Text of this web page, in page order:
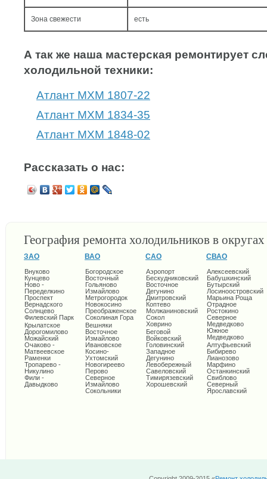
Зона свежести есть
А так же наша мастерская ремонтирует
холодильной техники:
Атлант МХМ 1807-22
Атлант МХМ 1834-35
Атлант МХМ 1848-02
Рассказать о нас:
География ремонта холодильников в
ЗАО
Внуково
Кунцево
Ново -
Переделкино
Проспект
Вернадского
Солнцево
Филевский Парк
Крылатское
Дорогомилово
Можайский
Очаково -
Матвеевское
Раменки
Тропарево -
Никулино
Фили -
Давыдково
ВАО
Богородское
Восточный
Гольяново
Измайлово
Метрогородок
Новокосино
Преображенское
Соколиная Гора
Вешняки
Восточное
Измайлово
Ивановское
Косино-
Ухтомский
Новогиреево
Перово
Северное
Измайлово
Сокольники
САО
Аэропорт
Бескудниковский
Восточное
Дегунино
Дмитровский
Коптево
Молжаниновский
Сокол
Ховрино
Беговой
Войковский
Головинский
Западное
Дегунино
Левобережный
Савеловский
Тимирязевский
Хорошевский
СВАО
Алексеевский
Бабушкинский
Бутырский
Лосиноостровский
Марьина Роща
Отрадное
Ростокино
Северное
Медведково
Южное
Медведково
Алтуфьевский
Бибирево
Лианозово
Марфино
Останкинский
Свиблово
Северный
Ярославский